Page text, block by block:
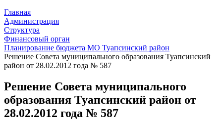
Главная
Администрация
Структура
Финансовый орган
Планирование бюджета МО Туапсинский район
Решение Совета муниципального образования Туапсинский
район от 28.02.2012 года № 587
Решение Совета муниципального
образования Туапсинский район от
28.02.2012 года № 587